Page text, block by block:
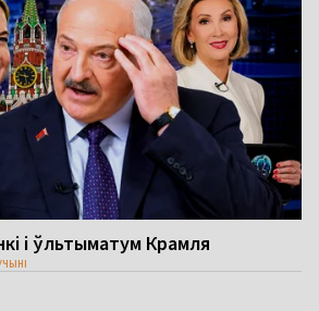
і ўльтыматум Крамля